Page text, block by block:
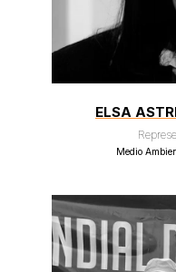
ELSA
Medio